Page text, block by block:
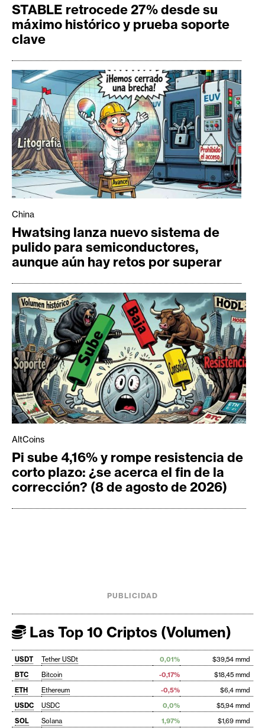
STABLE retrocede 27% desde su
máximo histórico y prueba soporte
clave
China
Hwatsing lanza nuevo sistema de
pulido para semiconductores,
aunque aún hay retos por superar
AltCoins
Pi sube 4,16% y rompe resistencia de
corto plazo: ¿se acerca el fin de la
corrección? (8 de agosto de 2026)
PUBLICIDAD
Las Top 10 Criptos (Volumen)
USDT Tether USDt 0,01%
$39,54 mmd
BTC
Bitcoin -0,17%
$18,45 mmd
ETH
Ethereum -0,5%
$6,4 mmd
USDC
USDC 0,0%
$5,94 mmd
SOL
Solana 1,97% $1,69 mmd